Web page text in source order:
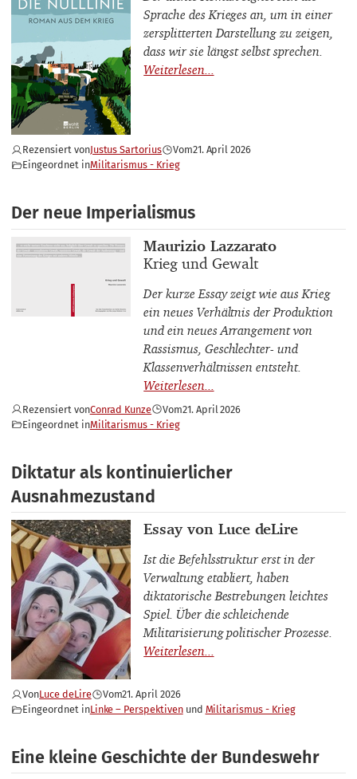
Sprache des Krieges an, um in einer
zersplitterten Darstellung zu zeigen,
dass wir sie längst selbst sprechen.
Rezensiert vonJustus Sartorius Vom21. April 2026
Eingeordnet inMilitarismus - Krieg
Der neue Imperialismus
Buchautor_innen
Maurizio Lazzarato
Buchtitel
Krieg und Gewalt
Der kurze Essay zeigt wie aus Krieg
ein neues Verhältnis der Produktion
und ein neues Arrangement von
Rassismus, Geschlechter- und
Klassenverhältnissen entsteht.
Rezensiert vonConrad Kunze Vom21. April 2026
Eingeordnet inMilitarismus - Krieg
Diktatur als kontinuierlicher
Ausnahmezustand
Thema
Essay von Luce deLire
Ist die Befehlsstruktur erst in der
Verwaltung etabliert, haben
diktatorische Bestrebungen leichtes
Spiel. Über die schleichende
Militarisierung politischer Prozesse.
VonLuce deLire Vom21. April 2026
Eingeordnet inLinke – Perspektiven Militarismus - Krieg
Eine kleine Geschichte der Bundeswehr